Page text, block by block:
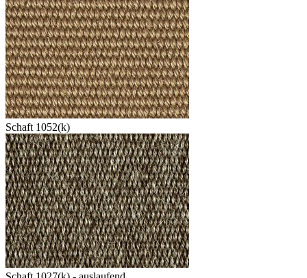
Schaft 1052(k)